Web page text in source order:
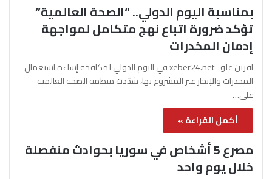
بمناسبة اليوم الدولي.. “الصحة العالمية”
تؤكد ضرورة اتباع نهج متكامل لمواجهة
إدمان المخدرات
آفرين علو ـ xeber24.net في اليوم الدولي لمكافحة إساءة استعمال
المخدرات والإتجار غير المشروع بها، شدّدت منظمة الصحة العالمية
على…
أكمل القراءة »
مصرع 5 أشخاص في سوريا بحوادث منفصلة
خلال يوم واحد